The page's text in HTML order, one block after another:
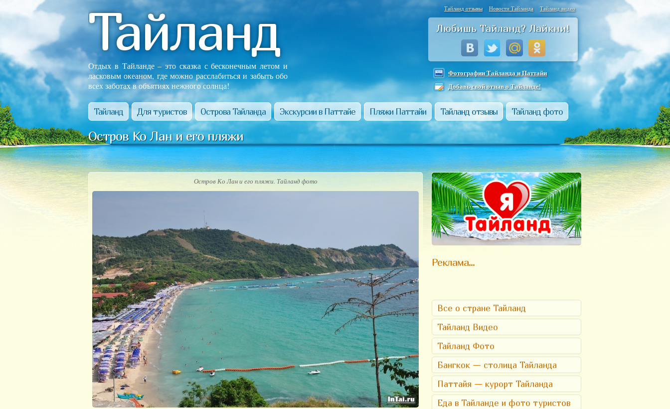
Тайланд
Отдых в Тайланде – это сказка с бесконечным летом и
ласковым океаном, где можно расслабиться и забыть обо
всех заботах в объятиях нежного солнца!
Тайланд отзывы Новости Тайланда Тайланд видео
Любишь Тайланд? Лайкни!
Фотографии Тайланда и Паттайи
Добавь свой отзыв о Тайланде!
Тайланд Для туристов Острова Тайланда Экскурсии в Паттайе Пляжи Паттайи Тайланд отзывы Тайланд фото
Остров Ко Лан и его пляжи
Остров Ко Лан и его пляжи. Тайланд фото
Реклама...
Все о стране Тайланд
Тайланд Видео
Тайланд Фото
Бангкок — столица Тайланда
Паттайя — курорт Тайланда
Еда в Тайланде и фото туристов